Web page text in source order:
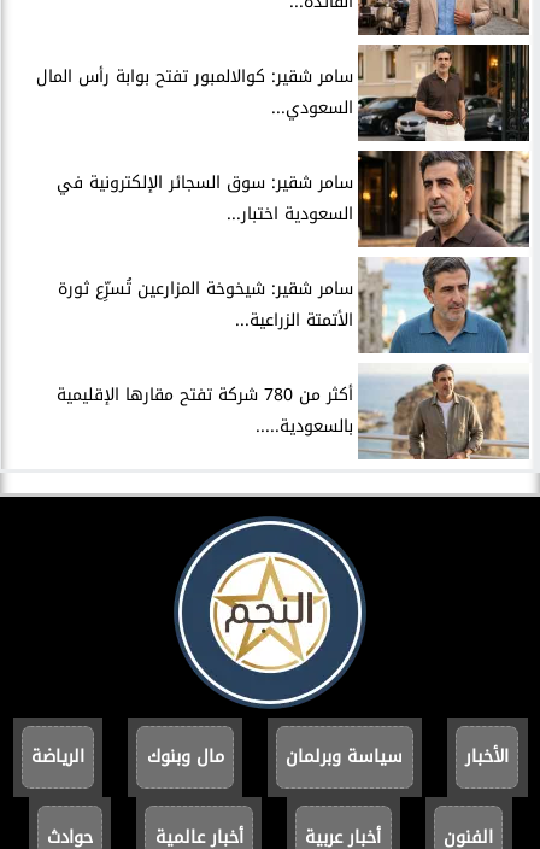
سامر شقير: كوالالمبور تفتح بوابة رأس المال
السعودي...
سامر شقير: سوق السجائر الإلكترونية في
السعودية اختبار...
سامر شقير: شيخوخة المزارعين تُسرِّع ثورة
الأتمتة الزراعية...
أكثر من 780 شركة تفتح مقارها الإقليمية
بالسعودية.....
الأخبار سياسة وبرلمان مال وبنوك الرياضة
الفنون أخبار عربية أخبار عالمية حوادث